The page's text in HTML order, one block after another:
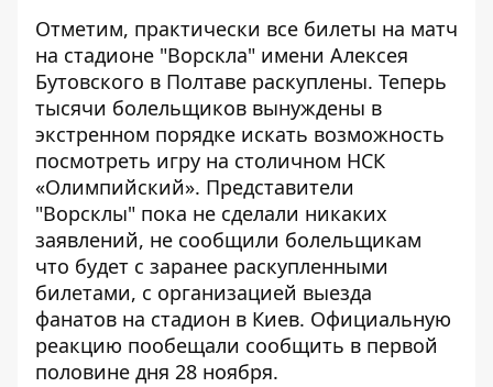
Отметим, практически все билеты на матч
на стадионе "Ворскла" имени Алексея
Бутовского в Полтаве раскуплены. Теперь
тысячи болельщиков вынуждены в
экстренном порядке искать возможность
посмотреть игру на столичном НСК
«Олимпийский». Представители
"Ворсклы" пока не сделали никаких
заявлений, не сообщили болельщикам
что будет с заранее раскупленными
билетами, с организацией выезда
фанатов на стадион в Киев. Официальную
реакцию пообещали сообщить в первой
половине дня 28 ноября.